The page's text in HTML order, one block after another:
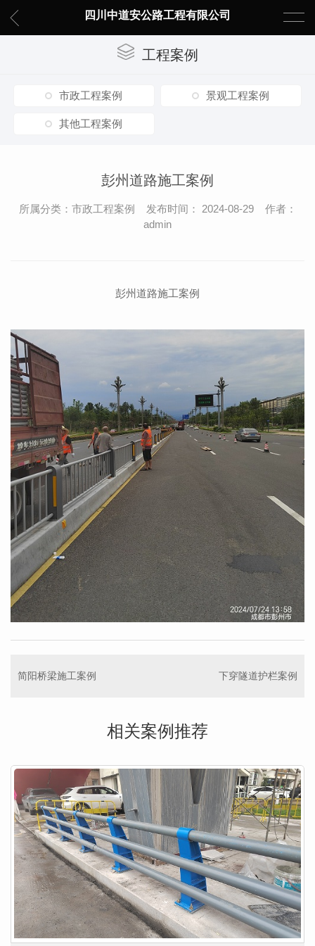
四川中道安公路工程有限公司
工程案例
市政工程案例 景观工程案例
其他工程案例
彭州道路施工案例
所属分类：市政工程案例 发布时间： 2024-08-29 作者：
admin
彭州道路施工案例
简阳桥梁施工案例 下穿隧道护栏案例
相关案例推荐